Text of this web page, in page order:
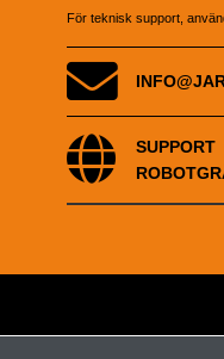
För teknisk support,
SUPPORT